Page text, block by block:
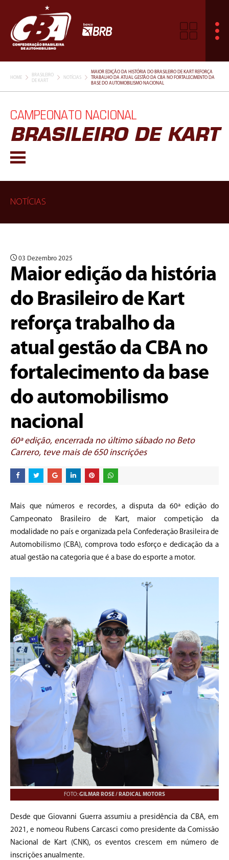
HOME
BRASILEIRO
DE KART
NOTÍCIAS
MAIOR EDIÇÃO DA HISTÓRIA DO BRASILEIRO DE KART REFORÇA
TRABALHO DA ATUAL GESTÃO DA CBA NO FORTALECIMENTO DA
BASE DO AUTOMOBILISMO NACIONAL
CAMPEONATO NACIONAL
BRASILEIRO DE KART
NOTÍCIAS
03 Dezembro 2025
Maior edição da história
do Brasileiro de Kart
reforça trabalho da
atual gestão da CBA no
fortalecimento da base
do automobilismo
nacional
60ª edição, encerrada no último sábado no Beto
Carrero, teve mais de 650 inscrições
Mais que números e recordes, a disputa da 60ª edição do
Campeonato Brasileiro de Kart, maior competição da
modalidade no país e organizada pela Confederação Brasileira de
Automobilismo (CBA), comprova todo esforço e dedicação da a
atual gestão na categoria que é a base do esporte a motor.
FOTO:GILMAR ROSE / RADICAL MOTORS
Desde que Giovanni Guerra assumiu a presidência da CBA, em
2021, e nomeou Rubens Carcasci como presidente da Comissão
Nacional de Kart (CNK), os eventos crescem em número de
inscrições anualmente.